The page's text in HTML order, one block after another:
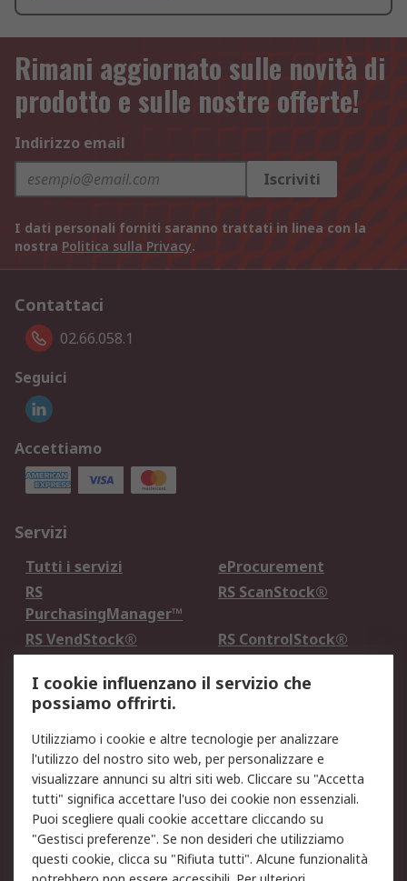
Rimani aggiornato sulle novità di
prodotto e sulle nostre offerte!
Indirizzo email
Iscriviti
I dati personali forniti saranno trattati in linea con la
nostra Politica sulla Privacy.
Contattaci
02.66.058.1
Seguici
Accettiamo
Servizi
Tutti i servizi
eProcurement
RS
PurchasingManager™
RS ScanStock®
RS VendStock®
RS ControlStock®
Legale
Informativa Cookie
Informativa Privacy -
Aggiornata
Email Security
Termini d'uso
Condizioni di vendita
Condizioni generali di
servizio
Etica e responsabilità
I cookie influenzano il servizio che
possiamo offrirti.
Utilizziamo i cookie e altre tecnologie per analizzare
l'utilizzo del nostro sito web, per personalizzare e
visualizzare annunci su altri siti web. Cliccare su "Accetta
tutti" significa accettare l'uso dei cookie non essenziali.
Puoi scegliere quali cookie accettare cliccando su
"Gestisci preferenze". Se non desideri che utilizziamo
questi cookie, clicca su "Rifiuta tutti". Alcune funzionalità